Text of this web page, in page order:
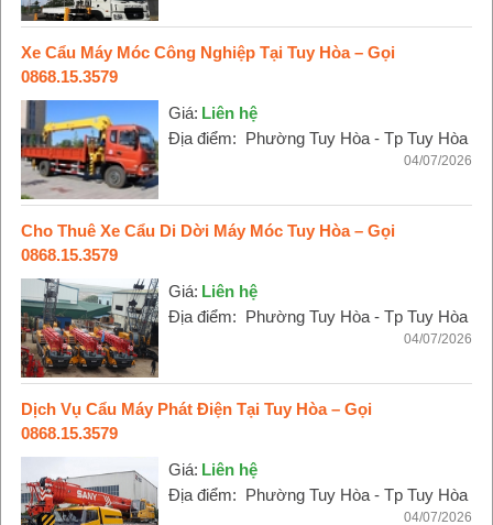
Xe Cẩu Máy Móc Công Nghiệp Tại Tuy Hòa – Gọi
0868.15.3579
Giá: Liên hệ
Địa điểm: Phường Tuy Hòa - Tp Tuy Hòa
04/07/2026
Cho Thuê Xe Cẩu Di Dời Máy Móc Tuy Hòa – Gọi
0868.15.3579
Giá: Liên hệ
Địa điểm: Phường Tuy Hòa - Tp Tuy Hòa
04/07/2026
Dịch Vụ Cẩu Máy Phát Điện Tại Tuy Hòa – Gọi
0868.15.3579
Giá: Liên hệ
Địa điểm: Phường Tuy Hòa - Tp Tuy Hòa
04/07/2026